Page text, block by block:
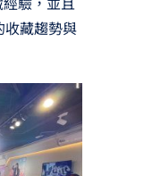
收藏趨勢與